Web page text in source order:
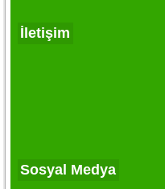
İletişim
Sosyal Medya